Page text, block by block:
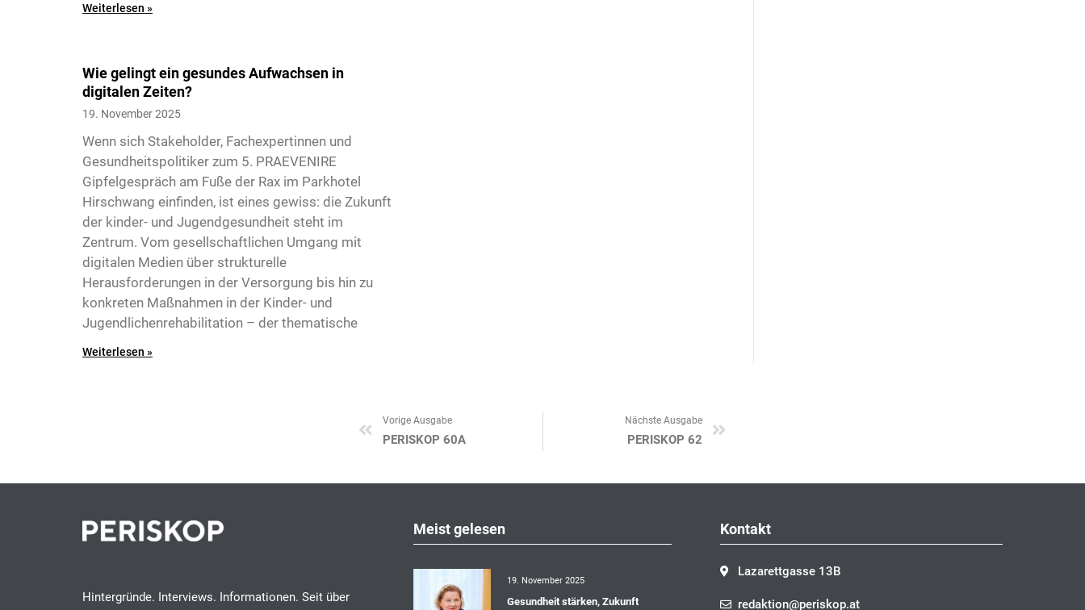
Weiterlesen »
Wie gelingt ein gesundes Aufwachsen in
digitalen Zeiten?
19. November 2025
Wenn sich Stakeholder, Fachexpertinnen und
Gesundheitspolitiker zum 5. PRAEVENIRE
Gipfelgespräch am Fuße der Rax im Parkhotel
Hirschwang einfinden, ist eines gewiss: die Zukunft
der kinder- und Jugendgesundheit steht im
Zentrum. Vom gesellschaftlichen Umgang mit
digitalen Medien über strukturelle
Herausforderungen in der Versorgung bis hin zu
konkreten Maßnahmen in der Kinder- und
Jugendlichenrehabilitation – der thematische
Weiterlesen »
Zurück
Vorige Ausgabe
PERISKOP 60A
Nächste Ausgabe
PERISKOP 62
Hintergründe. Interviews. Informationen. Seit über
Meist gelesen
19. November 2025
Gesundheit stärken, Zukunft
Kontakt
Lazarettgasse 13B
redaktion@periskop.at